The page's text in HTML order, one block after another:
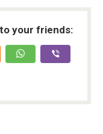
your friends: